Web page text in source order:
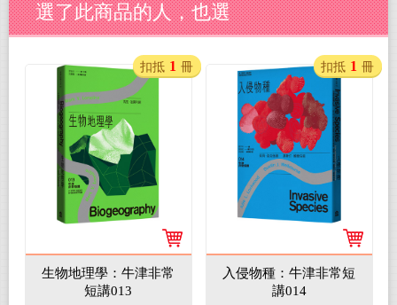
選了此商品的人，也選
生物地理學：牛津非常
短講013
扣抵 1 冊
入侵物種：牛津非常短
講014
扣抵 1 冊